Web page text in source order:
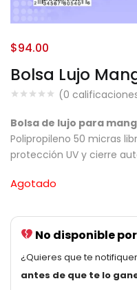
Bolsa Lujo
(0
$94.00
Bolsa de lujo para
Polipropileno 50 micras
protección UV y cierre
Agotado
No disponible
¿Quieres que te
antes de que te lo